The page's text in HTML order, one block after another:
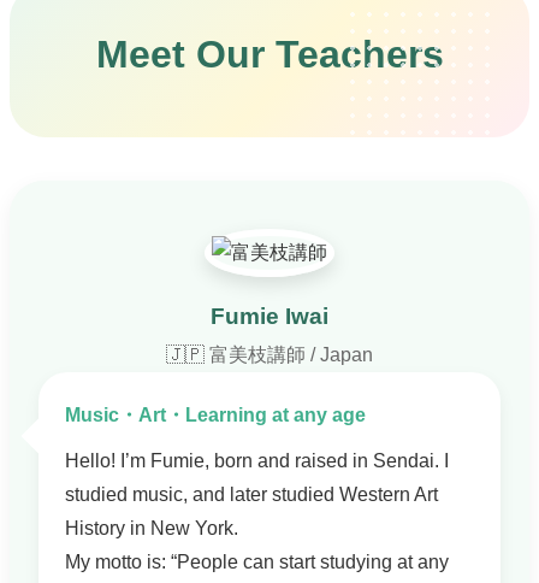
Meet Our Teachers
Fumie Iwai
🇯🇵 富美枝講師 / Japan
Music・Art・Learning at any age
Hello! I’m Fumie, born and raised in Sendai. I
studied music, and later studied Western Art
History in New York.
My motto is: “People can start studying at any